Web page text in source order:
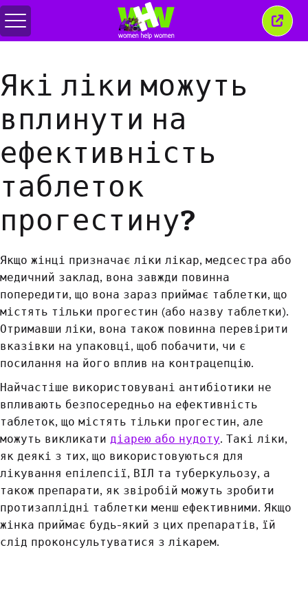
Перемкнути
меню
це
Які ліки можуть
вплинути на
ефективність
таблеток
прогестину?
Якщо жінці призначає ліки лікар, медсестра або
медичний заклад, вона завжди повинна
попередити, що вона зараз приймає таблетки, що
містять тільки прогестин (або назву таблетки).
Отримавши ліки, вона також повинна перевірити
вказівки на упаковці, щоб побачити, чи є
посилання на його вплив на контрацепцію.
Найчастіше використовувані антибіотики не
впливають безпосередньо на ефективність
таблеток, що містять тільки прогестин, але
можуть викликати діарею або нудоту. Такі ліки,
як деякі з тих, що використовуються для
лікування епілепсії, ВІЛ та туберкульозу, а
також препарати, як звіробій можуть зробити
протизаплідні таблетки менш ефективними. Якщо
жінка приймає будь-який з цих препаратів, їй
слід проконсультуватися з лікарем.